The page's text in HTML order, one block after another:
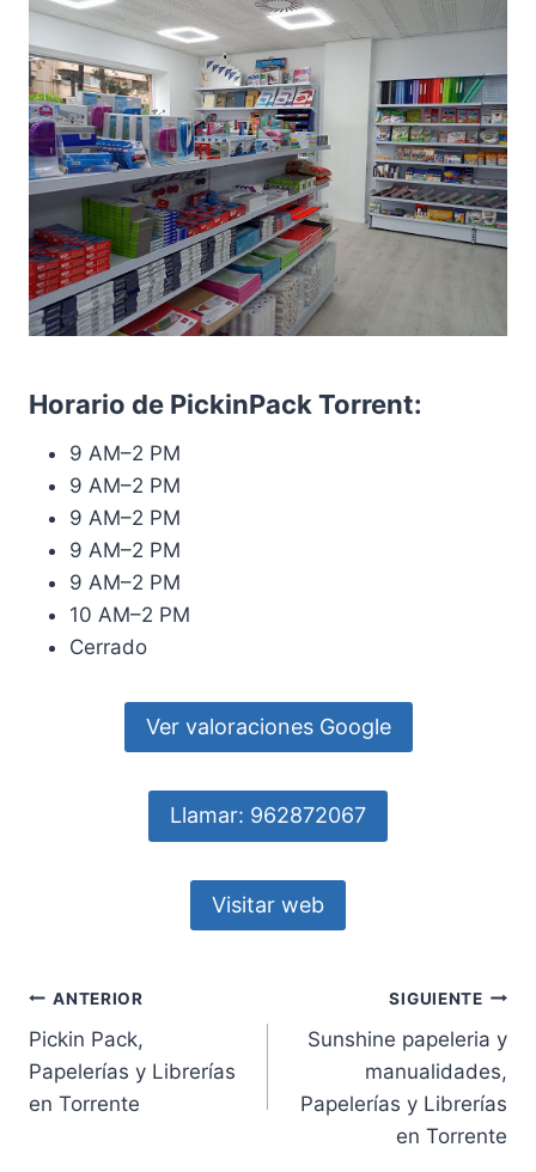
Horario de PickinPack Torrent:
9 AM–2 PM
9 AM–2 PM
9 AM–2 PM
9 AM–2 PM
9 AM–2 PM
10 AM–2 PM
Cerrado
Ver valoraciones Google
Llamar: 962872067
Visitar web
Navegación
de
entradas
ANTERIOR
Pickin Pack,
Papelerías y Librerías
en Torrente
SIGUIENTE
Sunshine papeleria y
manualidades,
Papelerías y Librerías
en Torrente